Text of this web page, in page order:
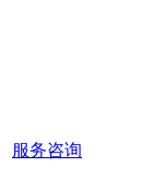
服务咨询